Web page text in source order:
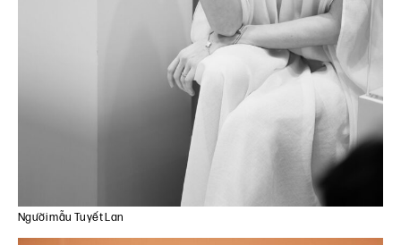
Người mẫu Tuyết Lan